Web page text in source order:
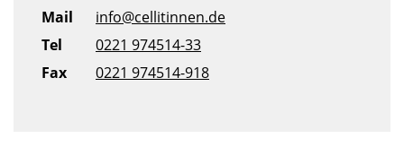
Mail
info@cellitinnen.de
Tel
0221 974514-33
Fax
0221 974514-918